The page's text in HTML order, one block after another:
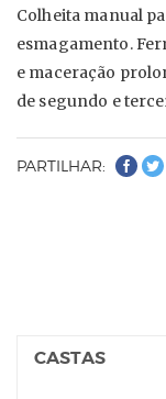
Colheita manual
esmagamento.
e maceração
de segundo e
PARTILHAR:
CASTAS